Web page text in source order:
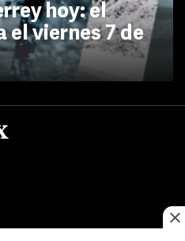
hoy: el
el viernes 7 de